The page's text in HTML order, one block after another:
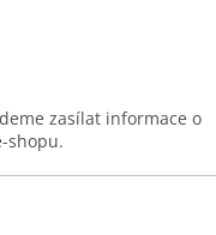
zasílat informace o
shopu.